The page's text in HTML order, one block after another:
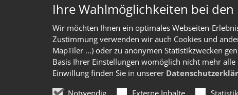
Ihre Wahlmöglichkeiten bei
Wir möchten Ihnen ein optimales Webseiten-
Zustimmung verwenden wir auch Cookies und
MapTiler ...) oder zu anonymen Statistikzwecken
Basis Ihrer Einstellungen womöglich nicht mehr
Einwillung finden Sie in unserer
Notwendig
Externe Inhalte